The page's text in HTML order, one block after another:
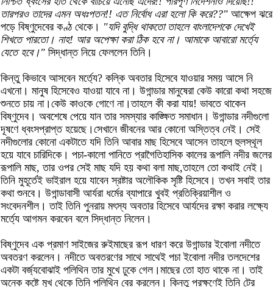
তারপরও তাদের এমন অধঃপতন!! এত নির্বোধ এরা হলো কি করে??" আক্ষেপ ঝরে
পড়ে বিষ্ণুদেবের কণ্ঠ থেকে। "যদি বুদ্ধি থাকতো তাহলে বাংলাদেশকে দেখেই
শিখতে পারতো। নাহ! আর অপেক্ষা করা ঠিক হবে না। আমাকে আবারো মর্ত্যে
যেতে হবে।" সিদ্ধান্ত নিয়ে ফেললেন তিনি।
কিন্তু কিভাবে আসবেন মর্ত্যে? কল্কি অবতার হিসেবে যাওয়ার সময় আসে নি
এখনো। মানুষ হিসেবেও যাওয়া যাবে না। উগান্ডার মানুষেরা কেউ কারো কথা সহজে
শুনতে চায় না।কেউ কাওকে গোণে না।তাহলে কী করা যায়! ভাবতে থাকেন
বিষ্ণুদেব। অবশেষে পেয়ে যান তার সমস্যার কাঙ্ক্ষিত সমাধান। উগান্ডার নদীগুলো
দূষণে ধ্বংসপ্রাপ্ত হয়েছে।সেখানে জীবনের আর কোনো অস্তিত্ব নেই। সেই
নদীগুলোর কোনো একটাতে যদি তিনি আবার মাছ হিসেবে আসেন তাহলে হুলস্থূল
হয়ে যাবে চারিদিকে। পচা-কালো পানিতে প্রাগৈতিহাসিক কালের রূপালি নদীর জলের
রূপালি মাছ, তার ওপর সেই মাছ যদি হয় কথা বলা মাছ,তাহলে তো কথাই নেই।
তিনি মুহূর্তেই ভাইরাল হয়ে যাবেন স্রষ্টার অলৌকিক সৃষ্টি হিসেবে। তখন সবাই তার
কথা শুনবে। উগান্ডাবাসী আর্যরা ধর্মের ব্যাপারে খুবই প্রতিক্রিয়াশীল ও
সংবেদনশীল। তাই তিনি পুনরায় মৎস্য অবতার হিসেবে আর্যদের রক্ষা করার লক্ষ্যে
মর্ত্যে আগমন করবেন বলে সিদ্ধান্ত নিলেন।
বিষ্ণুদেব এক প্রমাণ সাইজের রুইমাছের রূপ ধারণ করে উগান্ডার ইবোলা নদীতে
অবতরণ করলেন। নদীতে অবতরণের সাথে সাথেই পচা ইবোলা নদীর তলদেশের
একটা বর্জ্যবোঝাই পলিথিন তার মুখে ঢুকে গেল।মাছের তো হাত থাকে না। তাই
অনেক কষ্টে মুখ থেকে তিনি পলিথিন বের করলেন। কিন্তু পরক্ষণেই তিনি টের